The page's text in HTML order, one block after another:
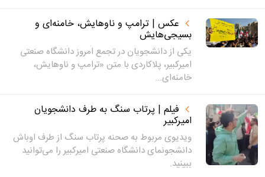
عکس | ترامپ و ناوهایش، خامنه‌ای و
بسیجی‌هایش
یکی از دانشجویان در تجمع امروز دانشگاه صنعتی
امیرکبیر، پلاکاردی با متن «ترامپ و ناوهایش،
خامنه‌ای...
فیلم | پرتاب سنگ به طرف دانشجویان
امیرکبیر
ویدیوی مربوط به صحنه پرتاب سنگ از طرف اوباش
دانشجونمای دانشگاه صنعتی امیرکبیر را می‌توانید
ببینید.